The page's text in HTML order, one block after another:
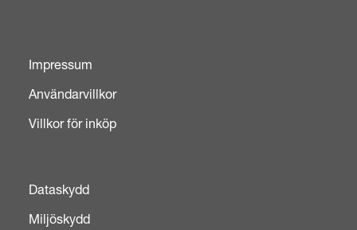
Impressum
Användarvillkor
Villkor för inköp
Dataskydd
Miljöskydd